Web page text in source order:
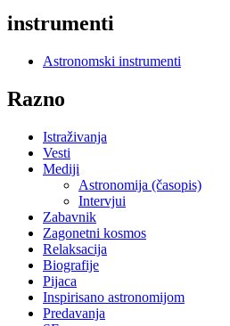
instrumenti
Astronomski instrumenti
Razno
Istraživanja
Vesti
Mediji
Astronomija (časopis)
Intervjui
Zabavnik
Zagonetni kosmos
Relaksacija
Biografije
Pijaca
Inspirisano astronomijom
Predavanja